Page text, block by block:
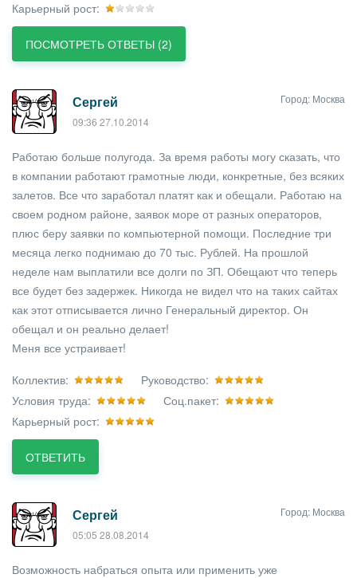
Карьерный рост:
ПОСМОТРЕТЬ ОТВЕТЫ (2)
Сергей
09:36 27.10.2014
Город: Москва
Работаю больше полугода. За время работы могу сказать, что
в компании работают грамотные люди, конкретные, без всяких
залетов. Все что заработал платят как и обещали. Работаю на
своем родном районе, заявок море от разных операторов,
плюс беру заявки по компьютерной помощи. Последние три
месяца легко поднимаю до 70 тыс. Рублей. На прошлой
неделе нам выплатили все долги по ЗП. Обещают что теперь
все будет без задержек. Никогда не видел что на таких сайтах
как этот отписывается лично Генеральный директор. Он
обещал и он реально делает!
Меня все устраивает!
Коллектив:
Руководство:
Условия труда:
Соц.пакет:
Карьерный рост:
ОТВЕТИТЬ
Сергей
05:05 28.08.2014
Город: Москва
Возможность набраться опыта или применить уже